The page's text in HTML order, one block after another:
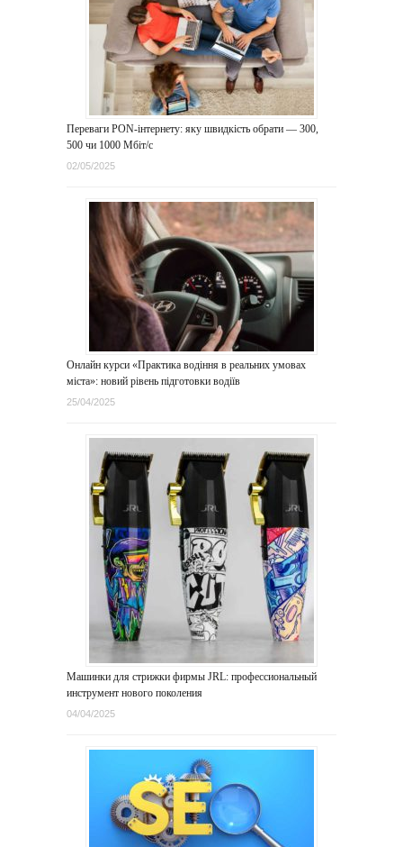
Переваги PON-інтернету: яку швидкість обрати — 300,
500 чи 1000 Мбіт/с
02/05/2025
Онлайн курси «Практика водіння в реальних умовах
міста»: новий рівень підготовки водіїв
25/04/2025
Машинки для стрижки фирмы JRL: профессиональный
инструмент нового поколения
04/04/2025